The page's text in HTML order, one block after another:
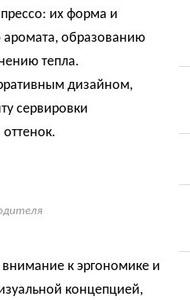
их форма и
аромата, образованию
тепла.
дизайном,
сервировки
к эргономике и
концепцией,